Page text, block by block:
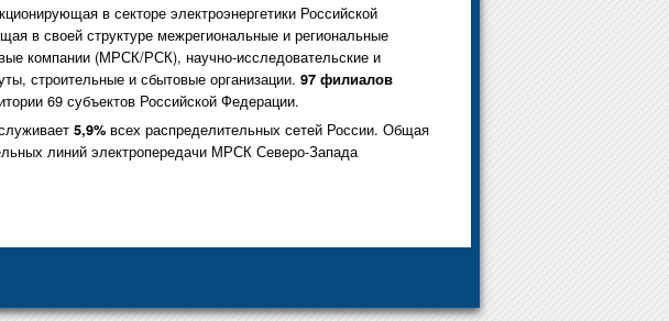
в секторе электроэнергетики Российской
в своей структуре межрегиональные и региональные
компании (МРСК/РСК), научно-исследовательские и
строительные и сбытовые организации. 97 филиалов
69 субъектов Российской Федерации.
5,9% всех распределительных сетей России. Общая
линий электропередачи МРСК Северо-Запада